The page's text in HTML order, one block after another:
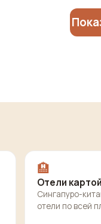
🏨
Отели
Сингапуро-
отели по всей